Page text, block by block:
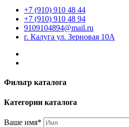
+7 (910) 910 48 44
+7 (910) 910 48 94
9109104894@mail.ru
г. Калуга ул. Зерновая 10А
Фильтр каталога
Категории каталога
Ваше имя*